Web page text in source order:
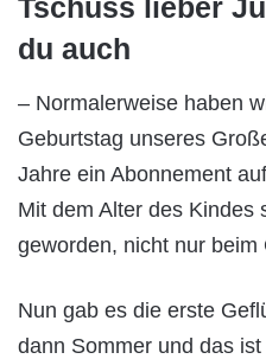
Tschüss lieber
du auch
– Normalerweise haben
Geburtstag unseres
Jahre ein Abonnement
Mit dem Alter des Kindes
geworden, nicht nur beim
Nun gab es die erste
dann Sommer und das